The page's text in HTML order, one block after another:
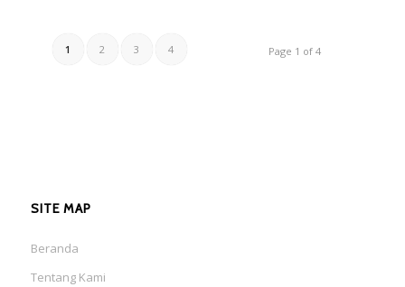
Page 1 of 4
1 2 3 4
SITE MAP
Beranda
Tentang Kami